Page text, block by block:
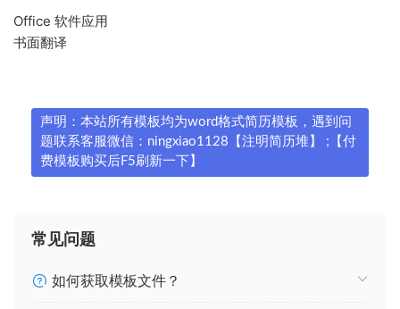
Office 软件应用
书面翻译
声明：本站所有模板均为word格式简历模板，遇到问
题联系客服微信：ningxiao1128【注明简历堆】 ;【付
费模板购买后F5刷新一下】
常见问题
如何获取模板文件？